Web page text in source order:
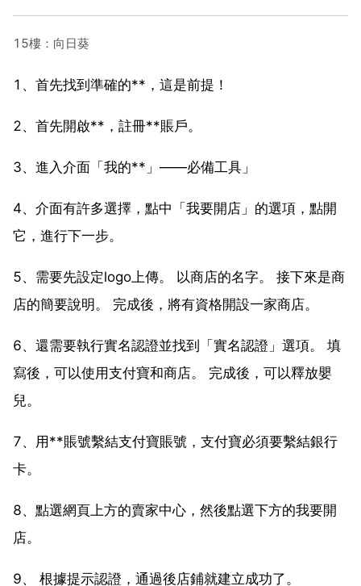
15樓：向日葵
1、首先找到準確的**，這是前提！
2、首先開啟**，註冊**賬戶。
3、進入介面「我的**」——必備工具」
4、介面有許多選擇，點中「我要開店」的選項，點開
它，進行下一步。
5、需要先設定logo上傳。 以商店的名字。 接下來是商
店的簡要說明。 完成後，將有資格開設一家商店。
6、還需要執行實名認證並找到「實名認證」選項。 填
寫後，可以使用支付寶和商店。 完成後，可以釋放嬰
兒。
7、用**賬號繫結支付寶賬號，支付寶必須要繫結銀行
卡。
8、點選網頁上方的賣家中心，然後點選下方的我要開
店。
9、 根據提示認證，通過後店鋪就建立成功了。